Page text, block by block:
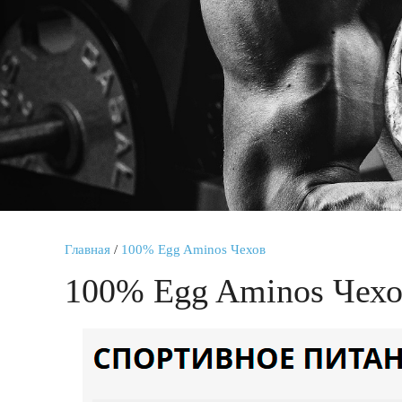
Главная / 100% Egg Aminos Чехов
100% Egg Aminos